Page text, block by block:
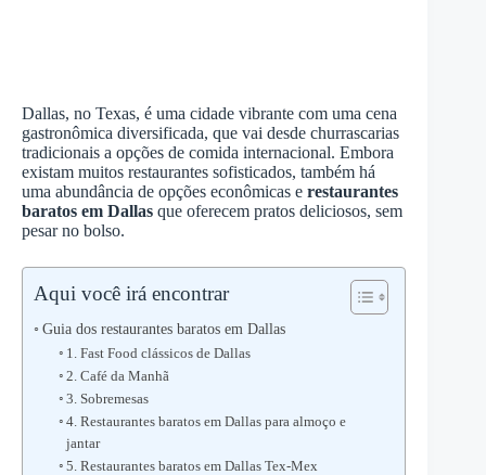
Dallas, no Texas, é uma cidade vibrante com uma cena
gastronômica diversificada, que vai desde churrascarias
tradicionais a opções de comida internacional. Embora
existam muitos restaurantes sofisticados, também há
uma abundância de opções econômicas e restaurantes
baratos em Dallas que oferecem pratos deliciosos, sem
pesar no bolso.
Aqui você irá encontrar
Guia dos restaurantes baratos em Dallas
1. Fast Food clássicos de Dallas
2. Café da Manhã
3. Sobremesas
4. Restaurantes baratos em Dallas para almoço e
jantar
5. Restaurantes baratos em Dallas Tex-Mex